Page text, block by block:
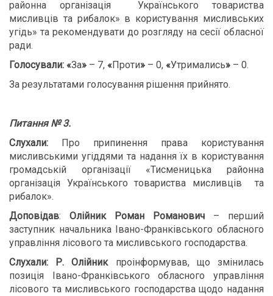
районна організація Українського товариства
мисливців та рибалок» в користування мисливських
угідь» та рекомендувати до розгляду на сесії обласної
ради.
Голосували: «За» – 7, «Проти» – 0, «Утримались» – 0.
За результатами голосування рішення прийнято.
Питання № 3.
Слухали: Про припинення права користування
мисливськими угіддями та надання їх в користування
громадській організації «Тисменицька районна
організація Українського товариства мисливців та
рибалок».
Доповідав: Олійник Роман Романович – перший
заступник начальника Івано-Франківського обласного
управління лісового та мисливського господарства.
Слухали: Р. Олійник проінформував, що змінилась
позиція Івано-Франківського обласного управління
лісового та мисливського господарства щодо надання